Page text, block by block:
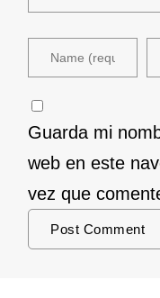
Guarda mi
web en este
vez que